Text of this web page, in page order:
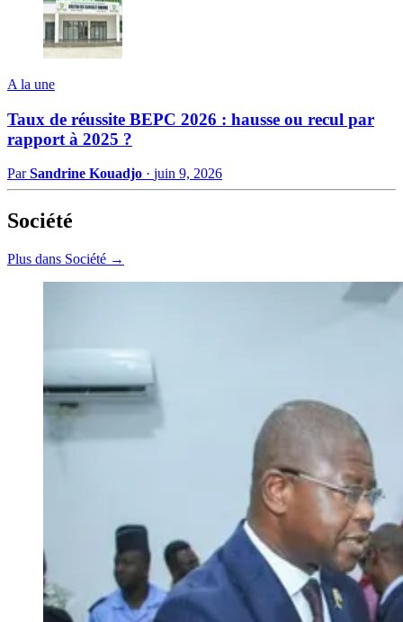
A la une
Taux de réussite BEPC 2026 : hausse ou recul par
rapport à 2025 ?
ParSandrine Kouadjo · juin 9, 2026
Société
Plus dans Société →